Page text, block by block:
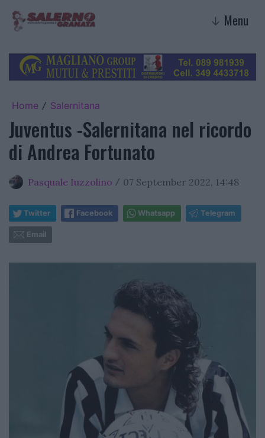
↓ Menu
Home / Salernitana
Juventus -Salernitana nel ricordo
di Andrea Fortunato
Pasquale Iuzzolino / 07 September 2022, 14:48
Twitter Facebook Whatsapp Telegram
Email